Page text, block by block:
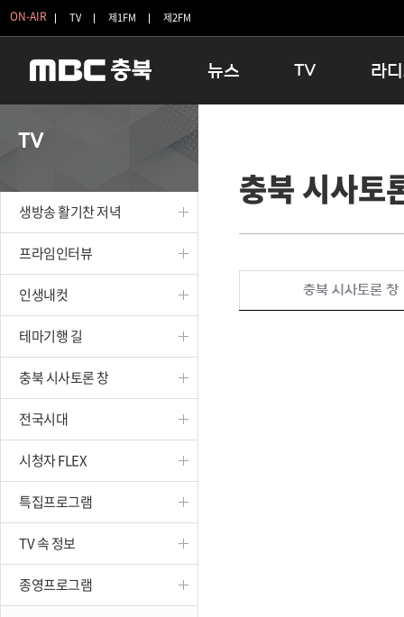
ON-AIR TV 제1FM 제2FM
뉴스
보은
옥천
TV
인생내컷
테마기행 길
시청자 FLEX
특집프로그램
라
16:00
우리 고
TV
생방송 활기찬 저녁
프라임인터뷰
인생내컷
테마기행 길
충북 시사토론 창
전국시대
시청자 FLEX
특집프로그램
TV 속 정보
종영프로그램
충북 시사토
충북 시사토론 창